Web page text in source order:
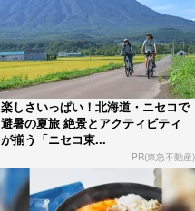
楽しさいっぱい！北海道・ニセコで
避暑の夏旅 絶景とアクティビティ
が揃う「ニセコ東...
PR(東急不動産)